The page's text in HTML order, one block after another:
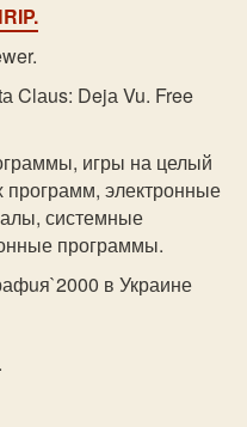
Clаus: Dejа Vu. Free
игры на целый
программ, электронные
системные
программы.
в Украине